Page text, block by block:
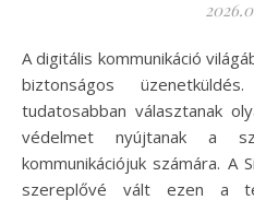
A digitális kommunikáció világában egyre fontosabbá válik a
biztonságos
tudatosabban választanak
védelmet nyújtanak a
kommunikációjuk számára. A
szereplővé vált ezen a